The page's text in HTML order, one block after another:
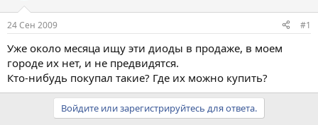
т
е
м
ы
а
л
24 Сен 2009 #1
Уже около месяца ищу эти диоды в продаже, в моем
городе их нет, и не предвидятся.
Кто-нибудь покупал такие? Где их можно купить?
Войдите или зарегистрируйтесь для ответа.